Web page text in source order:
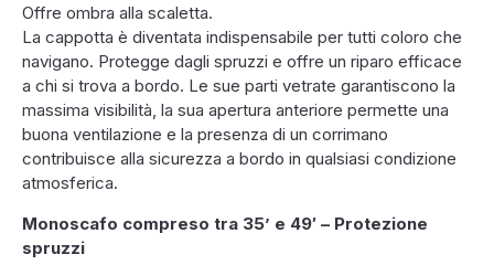
Offre ombra alla scaletta.
La cappotta è diventata indispensabile per tutti coloro che
navigano. Protegge dagli spruzzi e offre un riparo efficace
a chi si trova a bordo. Le sue parti vetrate garantiscono la
massima visibilità, la sua apertura anteriore permette una
buona ventilazione e la presenza di un corrimano
contribuisce alla sicurezza a bordo in qualsiasi condizione
atmosferica.
Monoscafo compreso tra 35’ e 49′ – Protezione
spruzzi